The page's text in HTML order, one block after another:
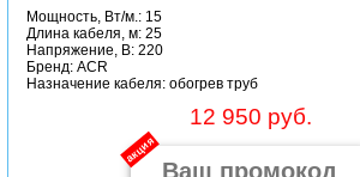
Мощность, Вт/м.: 15
Длина кабеля, м: 25
Напряжение, В: 220
Бренд: ACR
Назначение кабеля: обогрев труб
12 950 руб.
акция